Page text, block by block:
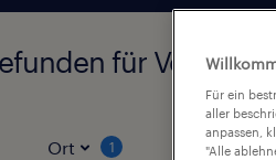
für
Ort 1
Für ein
aller
anpassen,
"Alle